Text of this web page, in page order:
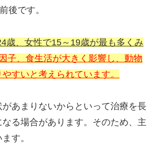
後です。
歳、女性で15～19歳が最も多くみ
子、食生活が大きく影響し、動物
すいと考えられています。
あまりないからといって治療を長
る場合があります。そのため、主
す。